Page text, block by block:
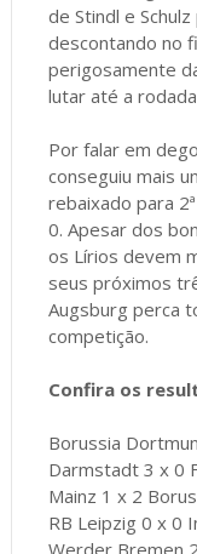
de Stindl e
descontando no
perigosamente
lutar até a
Por falar em
conseguiu mais
rebaixado para
0. Apesar dos
os Lírios devem
seus próximos
Augsburg perca
competição.
Confira os
Borussia
Darmstadt 3 x 0
Mainz 1 x 2
RB Leipzig 0 x 0
Werder Bremen